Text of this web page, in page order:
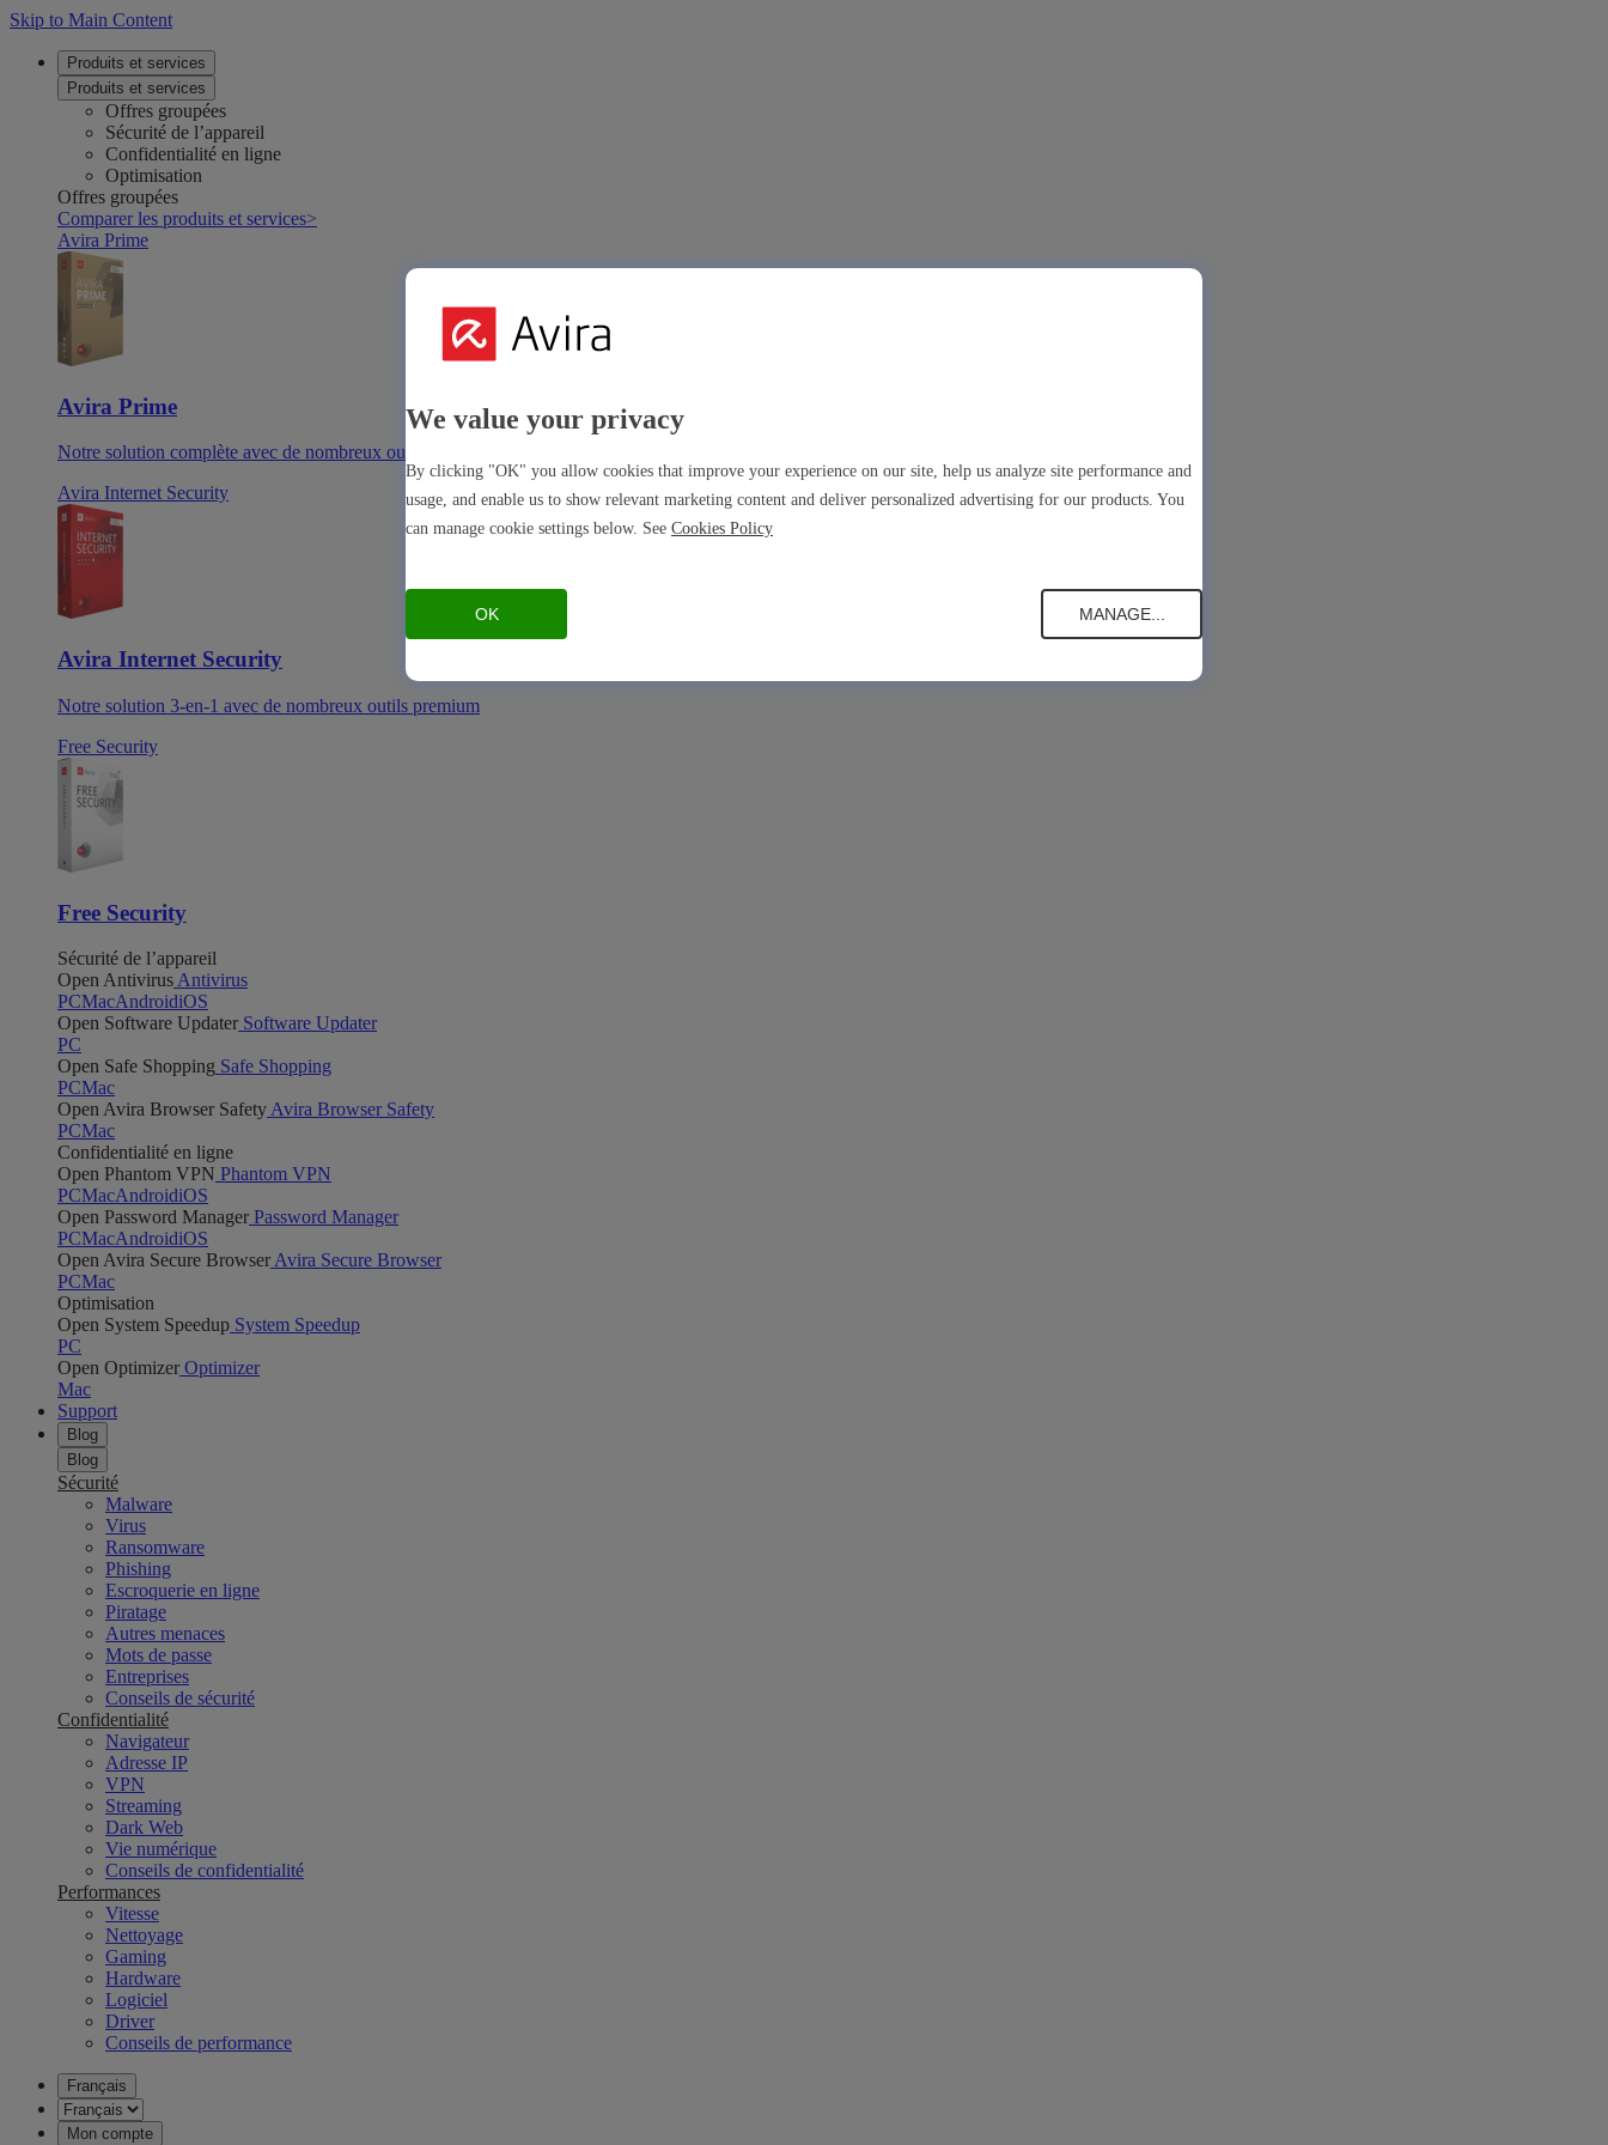
Skip to Main Content
Produits et services
Produits et services
Offres groupées
Sécurité de l’appareil
Confidentialité en ligne
Optimisation
Offres groupées
Comparer les produits et services>
Avira Prime
Avira Prime
Notre solution complète avec de nombreux outils et applications premium
Avira Internet Security
Avira Internet Security
Notre solution 3-en-1 avec de nombreux outils premium
Free Security
Free Security
Sécurité de l’appareil
Open Antivirus Antivirus
PCMacAndroidiOS
Open Software Updater Software Updater
PC
Open Safe Shopping Safe Shopping
PCMac
Open Avira Browser Safety Avira Browser Safety
PCMac
Confidentialité en ligne
Open Phantom VPN Phantom VPN
PCMacAndroidiOS
Open Password Manager Password Manager
PCMacAndroidiOS
Open Avira Secure Browser Avira Secure Browser
PCMac
Optimisation
Open System Speedup System Speedup
PC
Open Optimizer Optimizer
Mac
Support
Blog
Blog
Sécurité
Malware
Virus
Ransomware
Phishing
Escroquerie en ligne
Piratage
Autres menaces
Mots de passe
Entreprises
Conseils de sécurité
Confidentialité
Navigateur
Adresse IP
VPN
Streaming
Dark Web
Vie numérique
Conseils de confidentialité
Performances
Vitesse
Nettoyage
Gaming
Hardware
Logiciel
Driver
Conseils de performance
Français
Mon compte
We value your privacy
By clicking "OK" you allow cookies that improve your experience on our site, help us analyze site performance and
usage, and enable us to show relevant marketing content and deliver personalized advertising for our products. You
can manage cookie settings below. See Cookies Policy
OK MANAGE...